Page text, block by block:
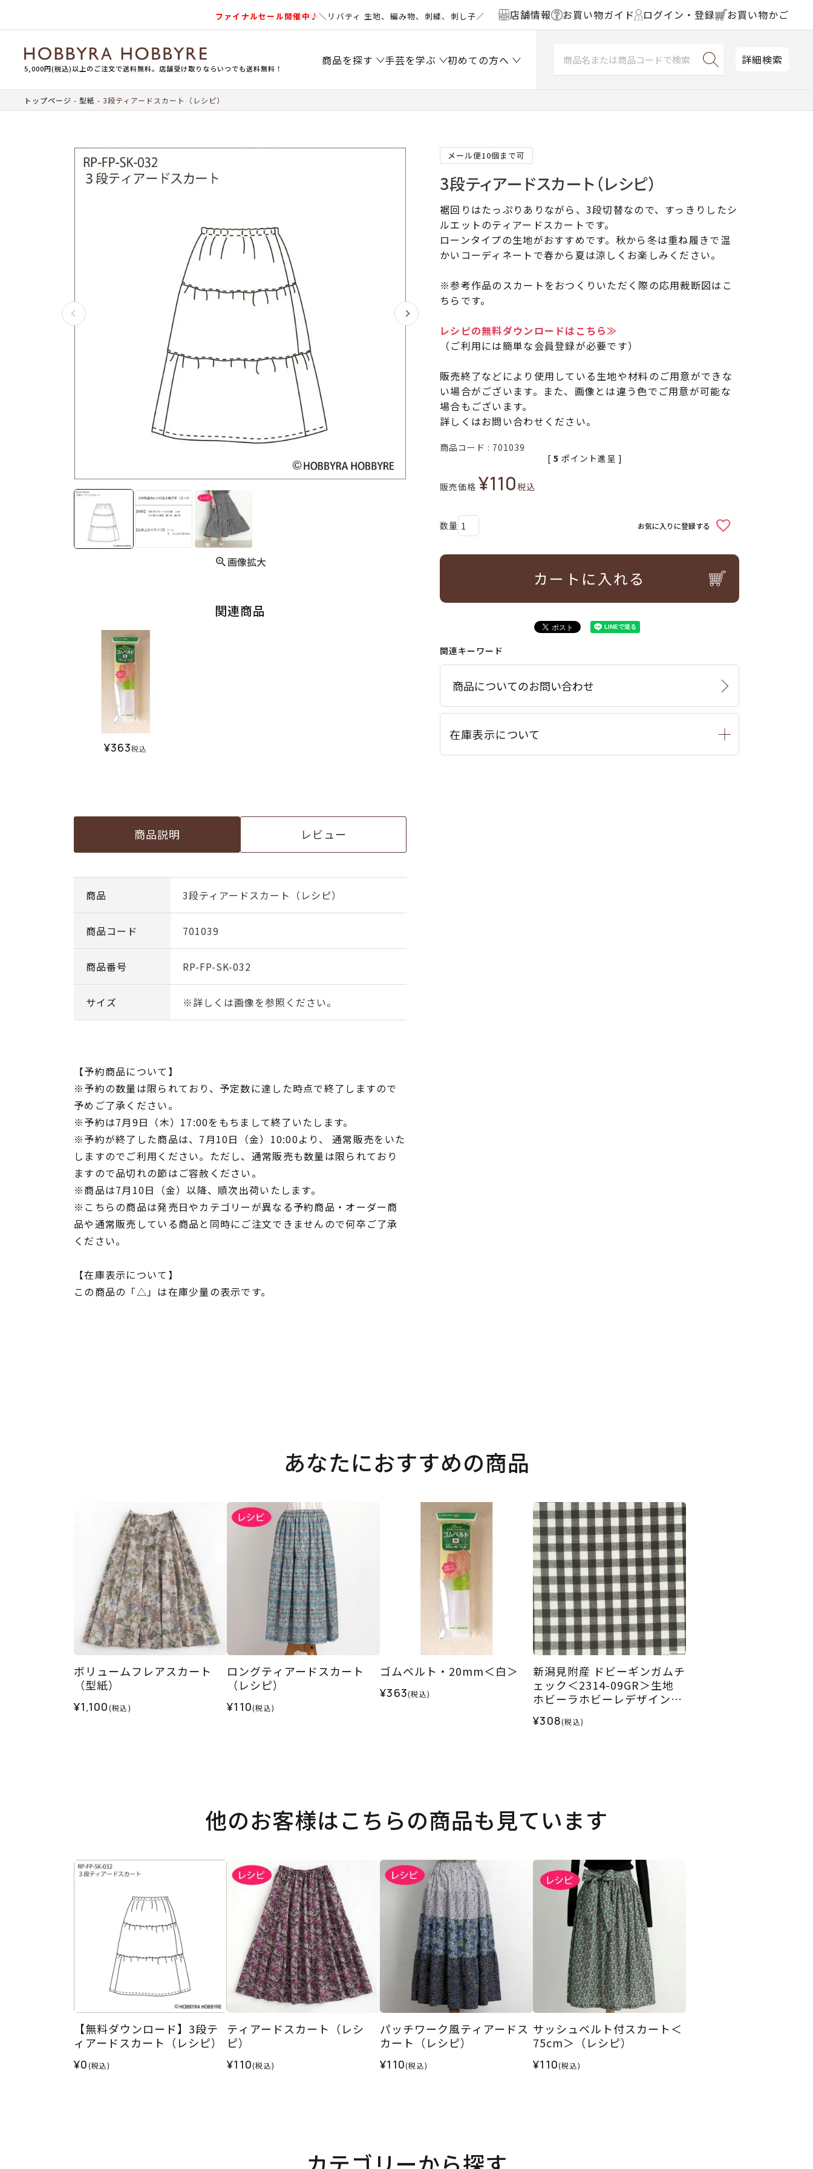
ファイナルセール開催中♪＼リバティ 生地、編み物、刺繍、刺し子／ 店舗情報 お買い物ガイド ログイン・登録 お買い物かご
5,000円(税込)以上のご注文で送料無料。店舗受け取りならいつでも送料無料！
商品を探す 手芸を学ぶ 初めての方へ 詳細検索
トップページ 型紙 3段ティアードスカート（レシピ）
画像拡大
関連商品
¥363税込
商品説明 レビュー
商品 3段ティアードスカート（レシピ）
商品コード 701039
商品番号 RP-FP-SK-032
サイズ ※詳しくは画像を参照ください。
【予約商品について】
※予約の数量は限られており、予定数に達した時点で終了しますので
予めご了承ください。
※予約は7月9日（木）17:00をもちまして終了いたします。
※予約が終了した商品は、7月10日（金）10:00より、 通常販売をいた
しますのでご利用ください。ただし、通常販売も数量は限られており
ますので品切れの節はご容赦ください。
※商品は7月10日（金）以降、順次出荷いたします。
※こちらの商品は発売日やカテゴリーが異なる予約商品・オーダー商
品や通常販売している商品と同時にご注文できませんので何卒ご了承
ください。
【在庫表示について】
この商品の「△」は在庫少量の表示です。
メール便10個まで可
3段ティアードスカート（レシピ）
裾回りはたっぷりありながら、3段切替なので、すっきりしたシ
ルエットのティアードスカートです。
ローンタイプの生地がおすすめです。秋から冬は重ね履きで温
かいコーディネートで春から夏は涼しくお楽しみください。
※参考作品のスカートをおつくりいただく際の応用裁断図はこ
ちらです。
レシピの無料ダウンロードはこちら≫
（ご利用には簡単な会員登録が必要です）
販売終了などにより使用している生地や材料のご用意ができな
い場合がございます。また、画像とは違う色でご用意が可能な
場合もございます。
詳しくはお問い合わせください。
商品コード 701039
販売価格 ¥110税込
[ 5 ポイント進呈 ]
お気に入りに登録する
カートに入れる
関連キーワード
商品についてのお問い合わせ
在庫表示について
あなたにおすすめの商品
ボリュームフレアスカート
（型紙）
¥1,100(税込)
ロングティアードスカート
（レシピ）
¥110(税込)
ゴムベルト・20mm＜白＞
¥363(税込)
新潟見附産 ドビーギンガムチ
ェック＜2314-09GR＞生地
ホビーラホビーレデザインコ
¥308(税込)
他のお客様はこちらの商品も見ています
【無料ダウンロード】3段テ
ィアードスカート（レシピ）
¥0(税込)
ティアードスカート（レシ
ピ）
¥110(税込)
パッチワーク風ティアードス
カート（レシピ）
¥110(税込)
サッシュベルト付スカート＜
75cm＞（レシピ）
¥110(税込)
カテゴリーから探す